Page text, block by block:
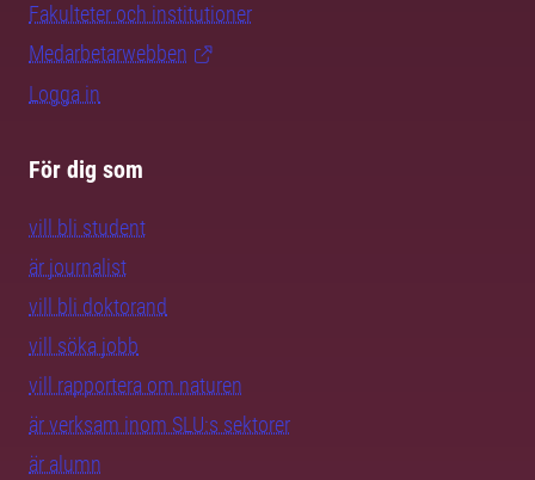
Fakulteter och institutioner
Medarbetarwebben
Logga in
För dig som
vill bli student
är journalist
vill bli doktorand
vill söka jobb
vill rapportera om naturen
är verksam inom SLU:s sektorer
är alumn